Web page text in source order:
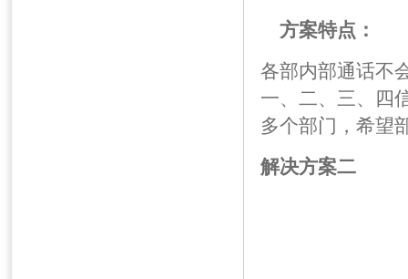
方案特点：
各部内部通话不
一、二、三、四
多个部门，希望
解决方案二